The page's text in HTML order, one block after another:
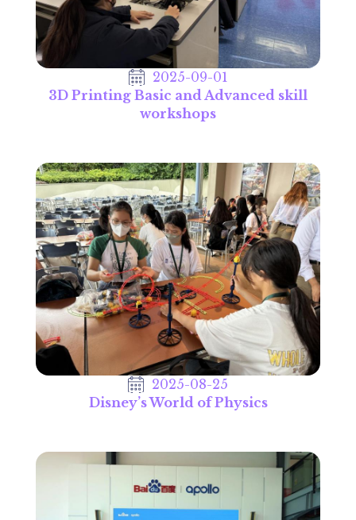
2025-09-01
3D Printing Basic and Advanced skill
workshops
2025-08-25
Disney’s World of Physics